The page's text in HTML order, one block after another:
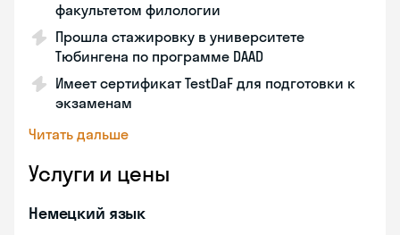
факультетом филологии
Прошла стажировку в университете
Тюбингена по программе DAAD
Имеет сертификат TestDaF для подготовки к
экзаменам
Читать дальше
Услуги и цены
Немецкий язык